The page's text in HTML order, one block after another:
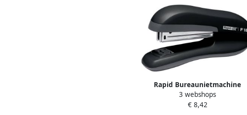
Rapid Bureaunietmachine
Fashion full-strip F18 30 vel
3 webshops
€ 8,42